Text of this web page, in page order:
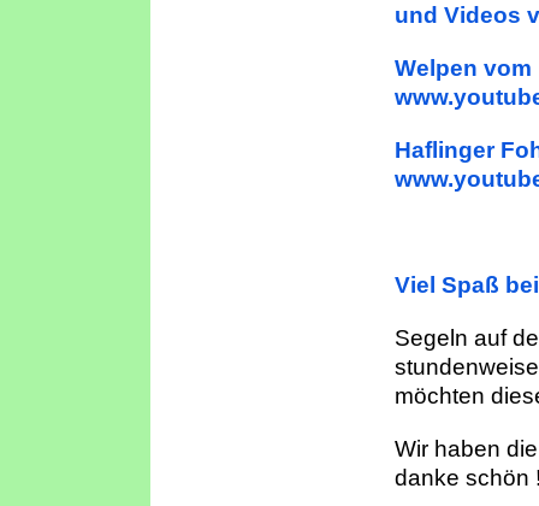
und Videos
Welpen
Viel Spaß
Segeln auf
möchten
Wir haben
danke schön